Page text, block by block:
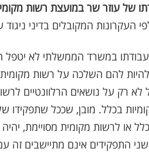
של עוזר שר במועצת רשות
המקובלים בדיני ניגוד
עבודתו במשרד הממשלתי לא
להם השלכה על רשות
רק על נושאים הרלוונטיים
בכלל. מובן, שככל שתפקידו
או לרשות מקומית מסויימת,
התפקידים אינם מתיישבים זה